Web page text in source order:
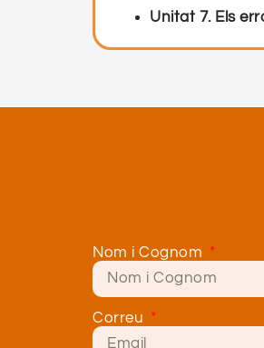
Unitat 7. Els
Nom i Cognom
Correu